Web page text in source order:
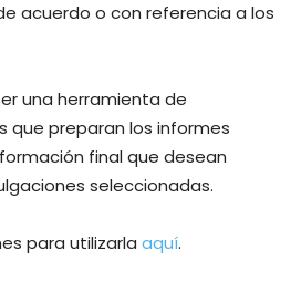
acuerdo o con referencia a los
una herramienta de
que preparan los informes
final que desean
seleccionadas.
para utilizarla aquí.